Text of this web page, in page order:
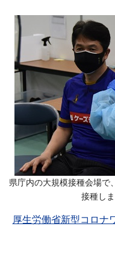
県庁内の大規模接種会場で
接種し
厚生労働省新型コロナ